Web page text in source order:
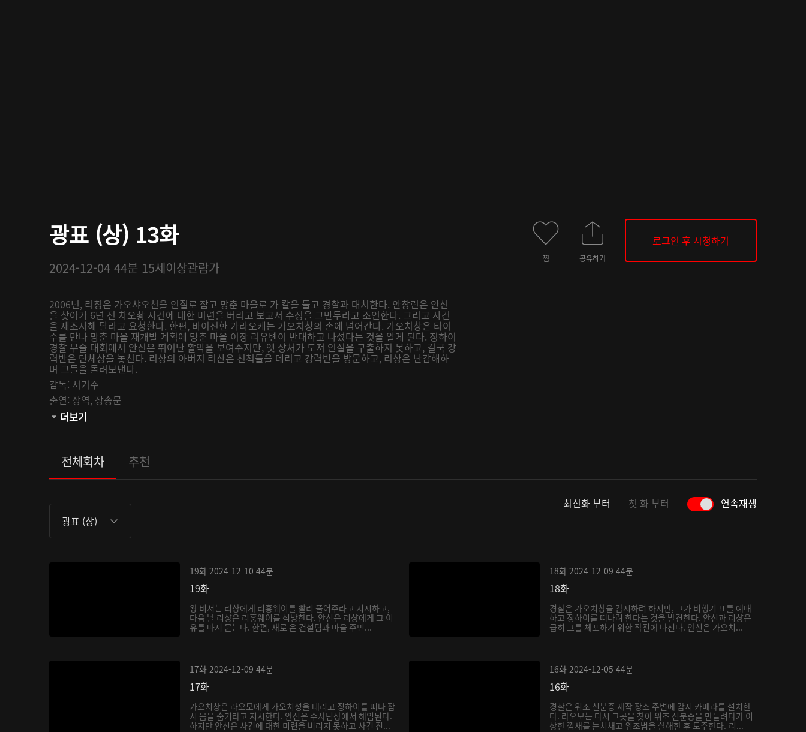
광표 (상) 13화
2024-12-04 44분 15세이상관람가
2006년, 리칭은 가오샤오천을 인질로 잡고 망춘 마을로 가 칼을 들고 경찰과 대치한다. 안창린은 안신
을 찾아가 6년 전 차오촹 사건에 대한 미련을 버리고 보고서 수정을 그만두라고 조언한다. 그리고 사건
을 재조사해 달라고 요청한다. 한편, 바이진한 가라오케는 가오치창의 손에 넘어간다. 가오치창은 타이
수를 만나 망춘 마을 재개발 계획에 망춘 마을 이장 리유톈이 반대하고 나섰다는 것을 알게 된다. 징하이
경찰 무술 대회에서 안신은 뛰어난 활약을 보여주지만, 옛 상처가 도져 인질을 구출하지 못하고, 결국 강
력반은 단체상을 놓친다. 리샹의 아버지 리산은 친척들을 데리고 강력반을 방문하고, 리샹은 난감해하
며 그들을 돌려보낸다.
감독: 서기주
출연: 장역, 장송문
관람등급:
더보기
찜 공유하기
로그인 후 시청하기
전체회차 추천
광표 (상)
최신화 부터 첫 화 부터 연속재생
19화 2024-12-10 44분
19화
왕 비서는 리샹에게 리훙웨이를 빨리 풀어주라고 지시하고,
다음 날 리샹은 리훙웨이를 석방한다. 안신은 리샹에게 그 이
유를 따져 묻는다. 한편, 새로 온 건설팀과 마을 주민...
18화 2024-12-09 44분
18화
경찰은 가오치창을 감시하려 하지만, 그가 비행기 표를 예매
하고 징하이를 떠나려 한다는 것을 발견한다. 안신과 리샹은
급히 그를 체포하기 위한 작전에 나선다. 안신은 가오치...
17화 2024-12-09 44분
17화
가오치창은 라오모에게 가오치성을 데리고 징하이를 떠나 잠
시 몸을 숨기라고 지시한다. 안신은 수사팀장에서 해임된다.
하지만 안신은 사건에 대한 미련을 버리지 못하고 사건 진...
16화 2024-12-05 44분
16화
경찰은 위조 신분증 제작 장소 주변에 감시 카메라를 설치한
다. 라오모는 다시 그곳을 찾아 위조 신분증을 만들려다가 이
상한 낌새를 눈치채고 위조범을 살해한 후 도주한다. 리...